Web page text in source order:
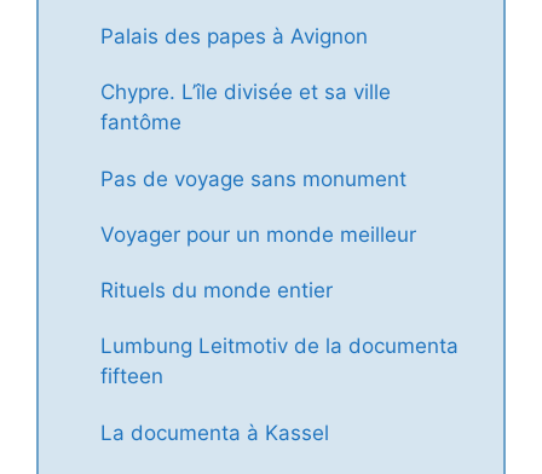
Palais des papes à Avignon
Chypre. L’île divisée et sa ville
fantôme
Pas de voyage sans monument
Voyager pour un monde meilleur
Rituels du monde entier
Lumbung Leitmotiv de la documenta
fifteen
La documenta à Kassel